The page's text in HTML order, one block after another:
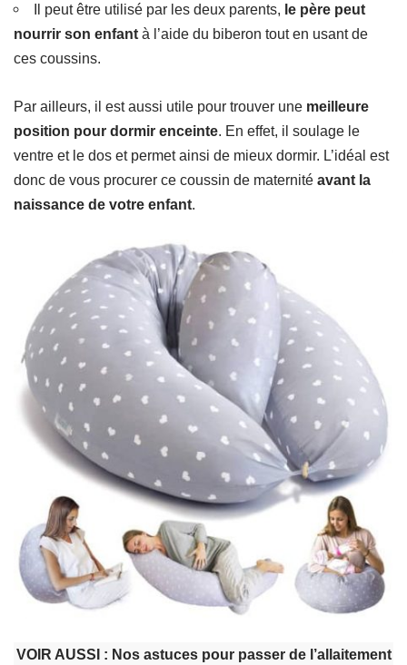
Il peut être utilisé par les deux parents, le père peut
nourrir son enfant à l’aide du biberon tout en usant de
ces coussins.
Par ailleurs, il est aussi utile pour trouver une meilleure
position pour dormir enceinte . En effet, il soulage le
ventre et le dos et permet ainsi de mieux dormir. L’idéal est
donc de vous procurer ce coussin de maternité avant la
naissance de votre enfant
VOIR AUSSI : Nos astuces pour passer de l’allaitement